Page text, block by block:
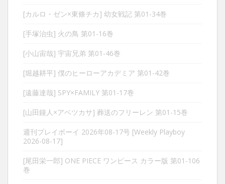
[カルロ・ゼン×東條チカ] 幼女戦記 第01-34巻
[手塚治虫] 火の鳥 第01-16巻
[小山宙哉] 宇宙兄弟 第01-46巻
[堀越耕平] 僕のヒーローアカデミア 第01-42巻
[遠藤達哉] SPY×FAMILY 第01-17巻
[山田鐘人×アベツカサ] 葬送のフリーレン 第01-15巻
週刊プレイボーイ 2026年08-17号 [Weekly Playboy
2026-08-17]
[尾田栄一郎] ONE PIECE ワンピース カラー版 第01-106
巻